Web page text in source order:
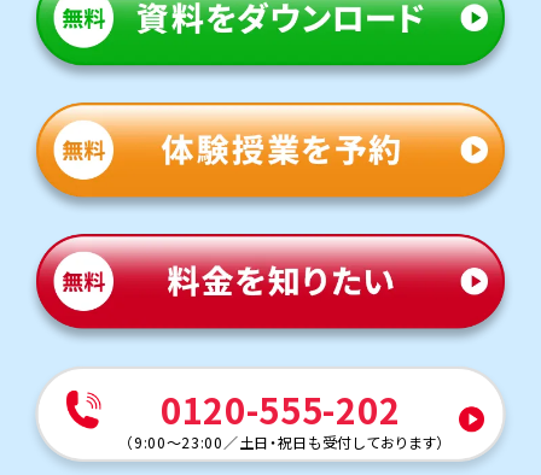
0120-555-202
（9:00～23:00／土日・祝日も受付しております）